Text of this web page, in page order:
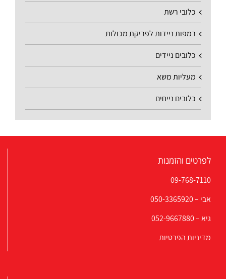
כלובי רשת
רמפות ניידות לפריקת מכולות
כלובים ניידים
מעליות משא
כלובים נייחים
לפרטים והזמנות
09-768-7110
אבי –050-3365920
גיא –052-9667880
מדיניות הפרטיות